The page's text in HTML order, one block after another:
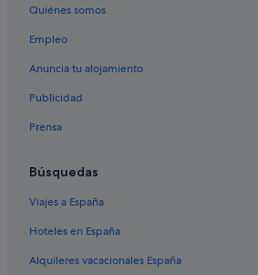
Albergues en Recimil
Pensiones en Lugo
Husa hoteles en Nadela
O Coto hoteles
Apartamentos en Recimil
Pensiones en Nadela
Campelo hoteles
Pensiones en O Corgo
Casas de campo en Nadela
Quiénes somos
Empleo
Anuncia tu alojamiento
Publicidad
Prensa
Búsquedas
Viajes a España
Hoteles en España
Alquileres vacacionales España